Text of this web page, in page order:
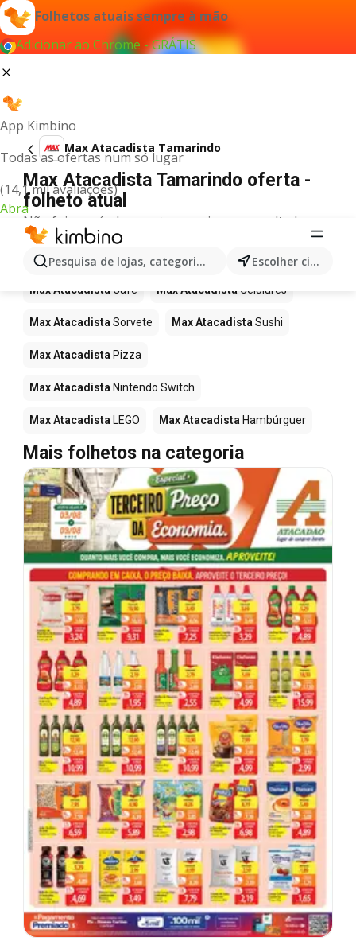
Folhetos atuais sempre à mão
Adicionar ao Chrome - GRÁTIS
App Kimbino
Todas as ofertas num só lugar
(14,1 mil avaliações)
Abra
Pesquisa de lojas, categorias,produtos... Escolher cidade
Max Atacadista Tamarindo
Max Atacadista Tamarindo oferta -
folheto atual
Não foi possível encontrar quaisquer resultados
para este termo.
Mais produtos em Max Atacadista
Max Atacadista Café Max Atacadista Celulares
Max Atacadista Sorvete Max Atacadista Sushi
Max Atacadista Pizza
Max Atacadista Nintendo Switch
Max Atacadista LEGO Max Atacadista Hambúrguer
Mais folhetos na categoria